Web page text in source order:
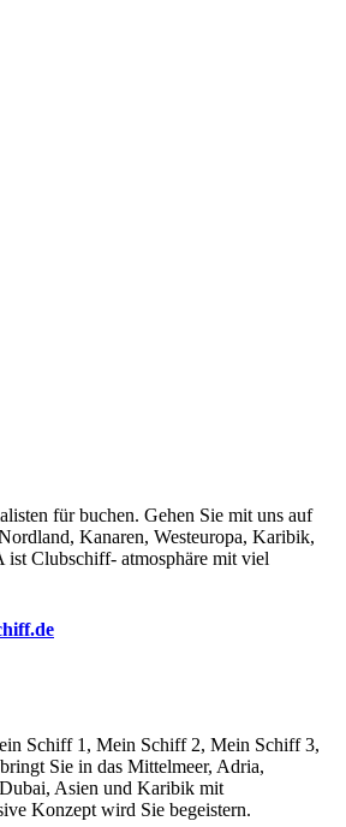
für buchen. Gehen Sie mit uns auf
Kanaren, Westeuropa, Karibik,
Clubschiff- atmosphäre mit viel
Schiff 1, Mein Schiff 2, Mein Schiff 3,
Sie in das Mittelmeer, Adria,
Asien und Karibik mit
Konzept wird Sie begeistern.